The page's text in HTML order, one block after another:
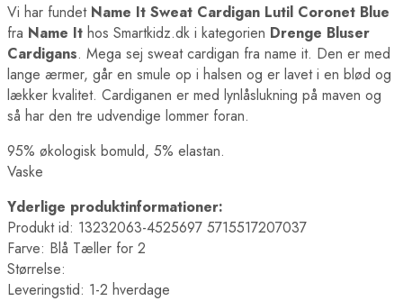
Vi har fundet Name It Sweat Cardigan Lutil Coronet Blue
fra Name It hos Smartkidz.dk i kategorien Drenge Bluser
Cardigans. Mega sej sweat cardigan fra name it. Den er med
lange ærmer, går en smule op i halsen og er lavet i en blød og
lækker kvalitet. Cardiganen er med lynlåslukning på maven og
så har den tre udvendige lommer foran.
95% økologisk bomuld, 5% elastan.
Vaske
Yderlige produktinformationer:
Produkt id: 13232063-4525697 5715517207037
Farve: Blå Tæller for 2
Størrelse:
Leveringstid: 1-2 hverdage